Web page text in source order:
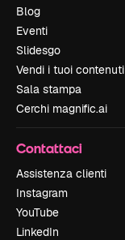
Blog
Eventi
Slidesgo
Vendi i tuoi contenuti
Sala stampa
Cerchi magnific.ai
Contattaci
Assistenza clienti
Instagram
YouTube
LinkedIn